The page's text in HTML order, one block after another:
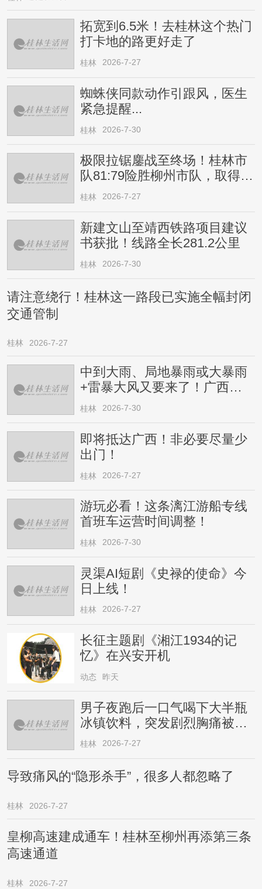
拓宽到6.5米！去桂林这个热门
打卡地的路更好走了
桂林 2026-7-27
蜘蛛侠同款动作引跟风，医生
紧急提醒...
桂林 2026-7-30
极限拉锯鏖战至终场！桂林市
队81:79险胜柳州市队，取得四
连胜
桂林 2026-7-27
新建文山至靖西铁路项目建议
书获批！线路全长281.2公里
桂林 2026-7-30
请注意绕行！桂林这一路段已实施全幅封闭
交通管制
桂林 2026-7-27
中到大雨、局地暴雨或大暴雨
+雷暴大风又要来了！广西人
请注意
桂林 2026-7-30
即将抵达广西！非必要尽量少
出门！
桂林 2026-7-27
游玩必看！这条漓江游船专线
首班车运营时间调整！
桂林 2026-7-30
灵渠AI短剧《史禄的使命》今
日上线！
桂林 2026-7-27
长征主题剧《湘江1934的记
忆》在兴安开机
动态 昨天
男子夜跑后一口气喝下大半瓶
冰镇饮料，突发剧烈胸痛被送
医！医生提醒→
桂林 2026-7-27
导致痛风的“隐形杀手”，很多人都忽略了
桂林 2026-7-27
皇柳高速建成通车！桂林至柳州再添第三条
高速通道
桂林 2026-7-27